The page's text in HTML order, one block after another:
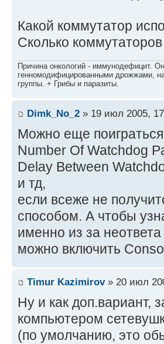
Какой коммутатор
Сколько
Причина онкологий - иммунодефицит.
генномодифицированными дрожжами,
группы. + Грибы и паразиты.
Dimk_No_2 » 19 июл 2005,
Можно еще
Number Of Watchdog
Delay Between
и тд,
если всеже не
способом. А чтобы
именно из за
можно включить
Timur Kazimirov» 20 июл
Ну и как доп.вариант,
компьютером
(по умолчанию, это